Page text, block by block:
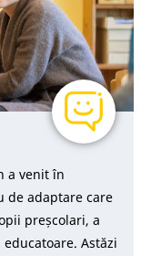
a venit în
de adaptare care
preșcolari, a
Astăzi